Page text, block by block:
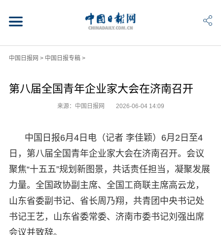
中国日报网 > 中国日报专稿>
第八届全国青年企业家大会在济南召开
来源：中国日报网 2026-06-04 14:09
中国日报6月4日电（记者 李佳颖）6月2日至4
日，第八届全国青年企业家大会在济南召开。会议
聚焦“十五五”规划新图景，共话责任担当，凝聚发展
力量。全国政协副主席、全国工商联主席高云龙，
山东省委副书记、省长周乃翔，共青团中央书记处
书记王艺，山东省委常委、济南市委书记刘强出席
会议并致辞。